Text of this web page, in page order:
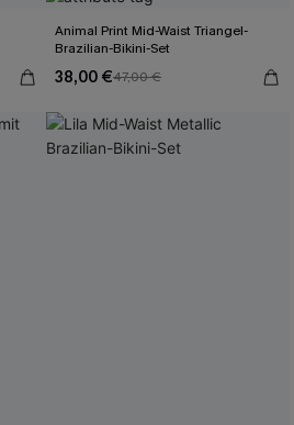
Animal Print Mid-Waist Triangel-
Brazilian-Bikini-Set
38,00 €47,00 €